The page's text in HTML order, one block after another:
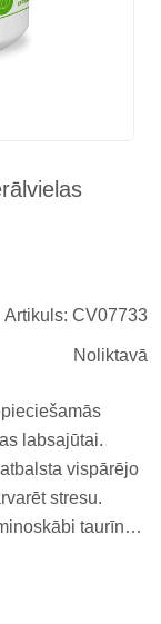
Artikuls: CV07733
Noliktavā
labsajūtai.
vispārējo
stresu.
taurīnu,
Ga...